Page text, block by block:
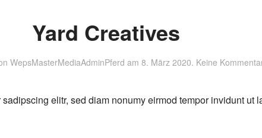
Yard Creatives
WepsMasterMediaAdminPferd am 8. März 2020. Keine
elitr, sed diam nonumy eirmod tempor invidunt ut